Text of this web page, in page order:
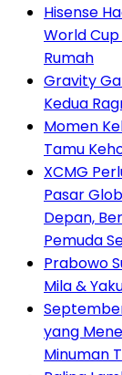
Hisense
World
Rumah
Gravity
Kedua
Momen
Tamu
XCMG
Pasar
Depan,
Pemuda
Prabowo
Mila &
yang
Minuman